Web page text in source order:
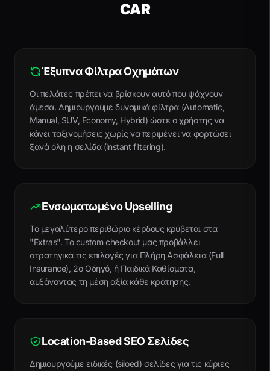
CAR
Έξυπνα Φίλτρα Οχημάτων
Οι πελάτες πρέπει να βρίσκουν αυτό που ψάχνουν
άμεσα. Δημιουργούμε δυναμικά φίλτρα (Automatic,
Manual, SUV, Economy, Hybrid) ώστε ο χρήστης να
κάνει ταξινομήσεις χωρίς να περιμένει να φορτώσει
ξανά όλη η σελίδα (instant filtering).
Ενσωματωμένο Upselling
Το μεγαλύτερο περιθώριο κέρδους κρύβεται στα
"Extras". Το custom checkout μας προβάλλει
στρατηγικά τις επιλογές για Πλήρη Ασφάλεια (Full
Insurance), 2ο Οδηγό, ή Παιδικά Καθίσματα,
αυξάνοντας τη μέση αξία κάθε κράτησης.
Location-Based SEO Σελίδες
Δημιουργούμε ειδικές (siloed) σελίδες για τις κύριες